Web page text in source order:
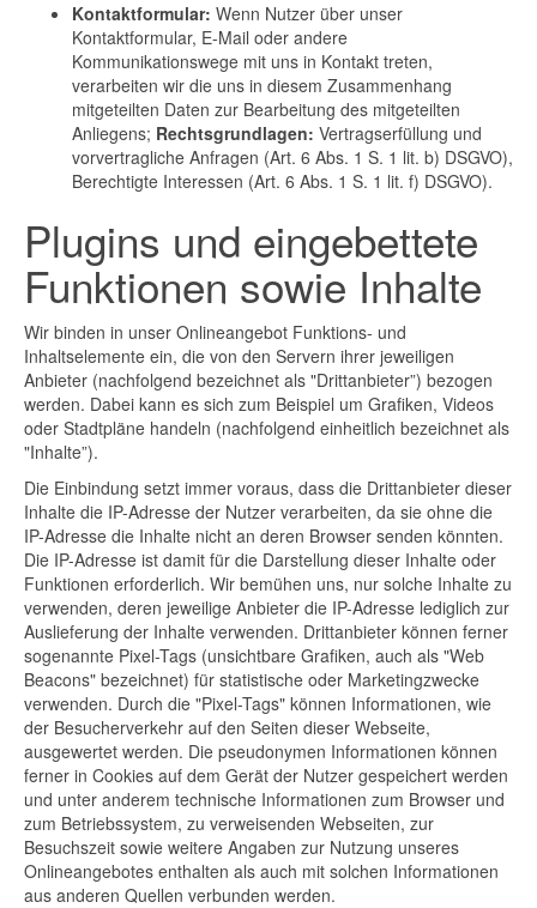
Kontaktformular: Wenn Nutzer über unser
Kontaktformular, E-Mail oder andere
Kommunikationswege mit uns in Kontakt treten,
verarbeiten wir die uns in diesem Zusammenhang
mitgeteilten Daten zur Bearbeitung des mitgeteilten
Anliegens; Rechtsgrundlagen: Vertragserfüllung und
vorvertragliche Anfragen (Art. 6 Abs. 1 S. 1 lit. b) DSGVO),
Berechtigte Interessen (Art. 6 Abs. 1 S. 1 lit. f) DSGVO).
Plugins und eingebettete
Funktionen sowie Inhalte
Wir binden in unser Onlineangebot Funktions- und
Inhaltselemente ein, die von den Servern ihrer jeweiligen
Anbieter (nachfolgend bezeichnet als "Drittanbieter”) bezogen
werden. Dabei kann es sich zum Beispiel um Grafiken, Videos
oder Stadtpläne handeln (nachfolgend einheitlich bezeichnet als
"Inhalte”).
Die Einbindung setzt immer voraus, dass die Drittanbieter dieser
Inhalte die IP-Adresse der Nutzer verarbeiten, da sie ohne die
IP-Adresse die Inhalte nicht an deren Browser senden könnten.
Die IP-Adresse ist damit für die Darstellung dieser Inhalte oder
Funktionen erforderlich. Wir bemühen uns, nur solche Inhalte zu
verwenden, deren jeweilige Anbieter die IP-Adresse lediglich zur
Auslieferung der Inhalte verwenden. Drittanbieter können ferner
sogenannte Pixel-Tags (unsichtbare Grafiken, auch als "Web
Beacons" bezeichnet) für statistische oder Marketingzwecke
verwenden. Durch die "Pixel-Tags" können Informationen, wie
der Besucherverkehr auf den Seiten dieser Webseite,
ausgewertet werden. Die pseudonymen Informationen können
ferner in Cookies auf dem Gerät der Nutzer gespeichert werden
und unter anderem technische Informationen zum Browser und
zum Betriebssystem, zu verweisenden Webseiten, zur
Besuchszeit sowie weitere Angaben zur Nutzung unseres
Onlineangebotes enthalten als auch mit solchen Informationen
aus anderen Quellen verbunden werden.